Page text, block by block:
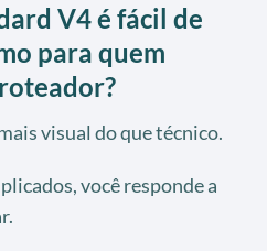
V4 é fácil de
para quem
visual do que técnico.
você responde a